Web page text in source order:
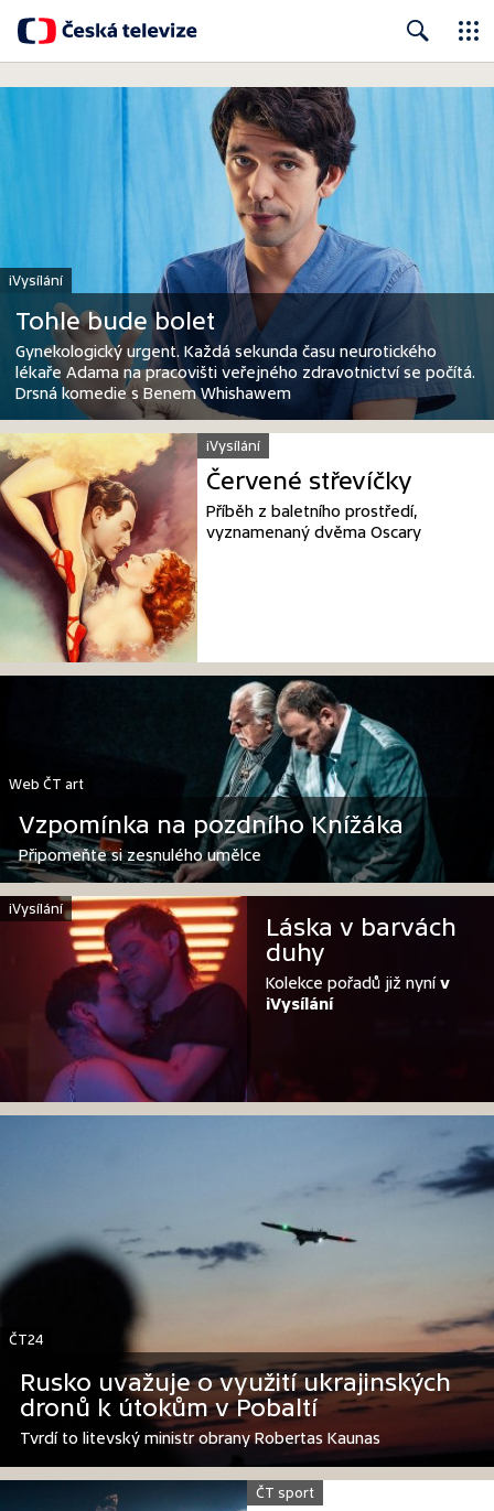
iVysílání
Tohle bude bolet
Gynekologický urgent. Každá sekunda času neurotického
lékaře Adama na pracovišti veřejného zdravotnictví se počítá.
Drsná komedie s Benem Whishawem
iVysílání
Červené střevíčky
Příběh z baletního prostředí,
vyznamenaný dvěma Oscary
Web ČT art
Vzpomínka na pozdního Knížáka
Připomeňte si zesnulého umělce
iVysílání
Láska v barvách
duhy
Kolekce pořadů již nynív
iVysílání
ČT24
Rusko uvažuje o využití ukrajinských
dronů k útokům v Pobaltí
Tvrdí to litevský ministr obrany Robertas Kaunas
ČT sport